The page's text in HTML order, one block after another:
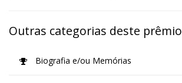
Outras categorias deste prêmio
Biografia e/ou Memórias